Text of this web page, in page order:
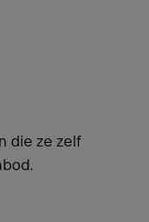
die ze zelf